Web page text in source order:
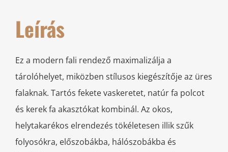
Leírás
Ez a modern fali rendező maximalizálja a
tárolóhelyet, miközben stílusos kiegészítője az üres
falaknak. Tartós fekete vaskeretet, natúr fa polcot
és kerek fa akasztókat kombinál. Az okos,
helytakarékos elrendezés tökéletesen illik szűk
folyosókra, előszobákba, hálószobákba és